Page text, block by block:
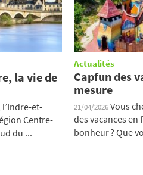
la vie de
et-
Centre-
du ...
Actualités
Capfun des
mesure
21/04/2026Vous
des vacances
bonheur ? Que